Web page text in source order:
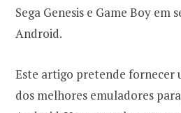
Sega Genesis e Game Boy em
Android.
Este artigo pretende fornecer
dos melhores emuladores